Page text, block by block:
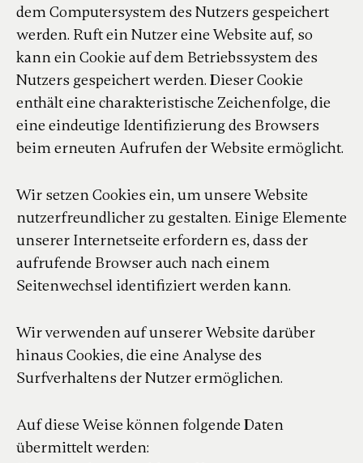
dem Computersystem des Nutzers gespeichert
werden. Ruft ein Nutzer eine Website auf, so
kann ein Cookie auf dem Betriebssystem des
Nutzers gespeichert werden. Dieser Cookie
enthält eine charakteristische Zeichenfolge, die
eine eindeutige Identifizierung des Browsers
beim erneuten Aufrufen der Website ermöglicht.
Wir setzen Cookies ein, um unsere Website
nutzerfreundlicher zu gestalten. Einige Elemente
unserer Internetseite erfordern es, dass der
aufrufende Browser auch nach einem
Seitenwechsel identifiziert werden kann.
Wir verwenden auf unserer Website darüber
hinaus Cookies, die eine Analyse des
Surfverhaltens der Nutzer ermöglichen.
Auf diese Weise können folgende Daten
übermittelt werden: